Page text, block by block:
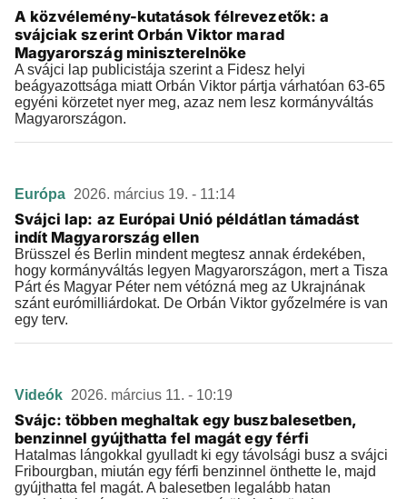
A közvélemény-kutatások félrevezetők: a
svájciak szerint Orbán Viktor marad
Magyarország miniszterelnöke
A svájci lap publicistája szerint a Fidesz helyi
beágyazottsága miatt Orbán Viktor pártja várhatóan 63-65
egyéni körzetet nyer meg, azaz nem lesz kormányváltás
Magyarországon.
Európa 2026. március 19. - 11:14
Svájci lap: az Európai Unió példátlan támadást
indít Magyarország ellen
Brüsszel és Berlin mindent megtesz annak érdekében,
hogy kormányváltás legyen Magyarországon, mert a Tisza
Párt és Magyar Péter nem vétózná meg az Ukrajnának
szánt eurómilliárdokat. De Orbán Viktor győzelmére is van
egy terv.
Videók 2026. március 11. - 10:19
Svájc: többen meghaltak egy buszbalesetben,
benzinnel gyújthatta fel magát egy férfi
Hatalmas lángokkal gyulladt ki egy távolsági busz a svájci
Fribourgban, miután egy férfi benzinnel önthette le, majd
gyújthatta fel magát. A balesetben legalább hatan